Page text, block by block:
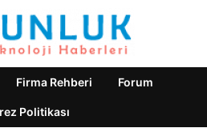
Firma Rehberi Forum
Politikası